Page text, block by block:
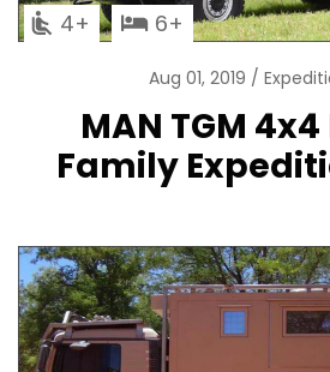
4 6
Aug 01, 2019
MAN TGM 4x4
Family